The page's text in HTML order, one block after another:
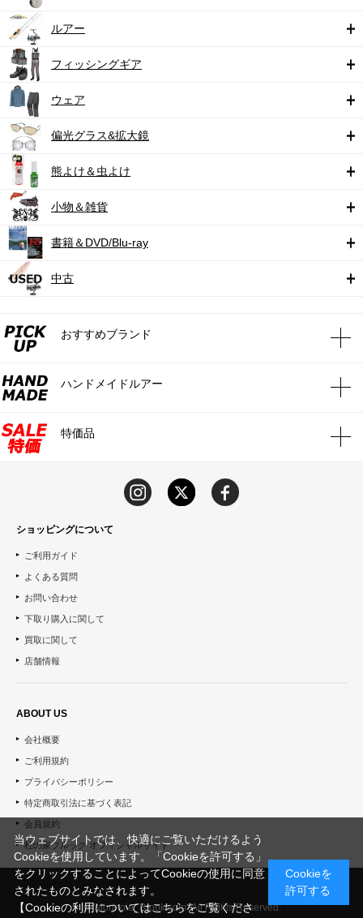
ルアー
フィッシングギア
ウェア
偏光グラス&拡大鏡
熊よけ＆虫よけ
小物＆雑貨
書籍＆DVD/Blu-ray
中古
おすすめブランド
ハンドメイドルアー
特価品
ショッピングについて
ご利用ガイド
よくある質問
お問い合わせ
下取り購入に関して
買取に関して
店舗情報
ABOUT US
会社概要
ご利用規約
プライバシーポリシー
特定商取引法に基づく表記
会員規約
杜の家ブルック オフィシャルサイト
© "Morinoie_Brook.com" All Rights Reserved.
当ウェブサイトでは、快適にご覧いただけるよう
Cookieを使用しています。「Cookieを許可する」
をクリックすることによってCookieの使用に同意
されたものとみなされます。
【Cookieの利用についてはこちらをご覧くださ
Cookieを
許可する